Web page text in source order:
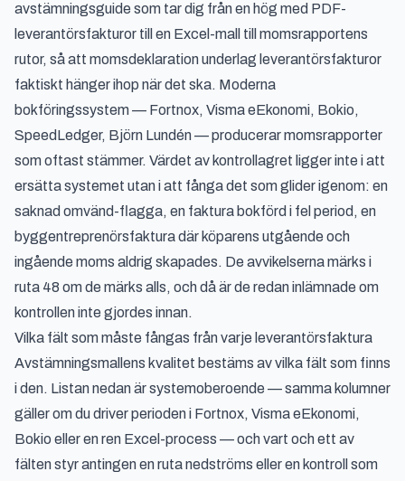
avstämningsguide som tar dig från en hög med PDF-
leverantörsfakturor till en Excel-mall till momsrapportens
rutor, så att momsdeklaration underlag leverantörsfakturor
faktiskt hänger ihop när det ska. Moderna
bokföringssystem — Fortnox, Visma eEkonomi, Bokio,
SpeedLedger, Björn Lundén — producerar momsrapporter
som oftast stämmer. Värdet av kontrollagret ligger inte i att
ersätta systemet utan i att fånga det som glider igenom: en
saknad omvänd-flagga, en faktura bokförd i fel period, en
byggentreprenörsfaktura där köparens utgående och
ingående moms aldrig skapades. De avvikelserna märks i
ruta 48 om de märks alls, och då är de redan inlämnade om
kontrollen inte gjordes innan.
Vilka fält som måste fångas från varje leverantörsfaktura
Avstämningsmallens kvalitet bestäms av vilka fält som finns
i den. Listan nedan är systemoberoende — samma kolumner
gäller om du driver perioden i Fortnox, Visma eEkonomi,
Bokio eller en ren Excel-process — och vart och ett av
fälten styr antingen en ruta nedströms eller en kontroll som